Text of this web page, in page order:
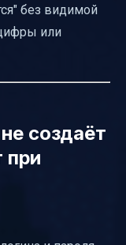
без видимой
или
создаёт
при